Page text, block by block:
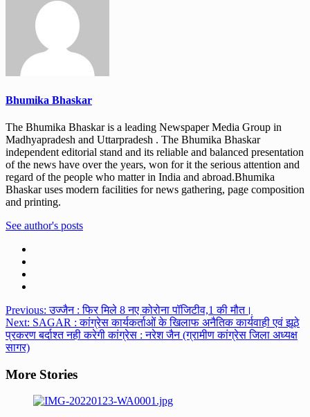
Bhumika Bhaskar
The Bhumika Bhaskar is a leading Newspaper Media Group in
Madhyapradesh and Uttarpradesh . The Bhumika Bhaskar
independent editorial stand and its reliable and balanced presentation
of the news have over the years, won for it the serious attention and
regard of the people who matter in India and abroad.Bhumika
Bhaskar uses modern facilities for news gathering, page composition
and printing.
See author's posts
Post
navigation
Previous:उज्जैन : फिर मिले 8 नए कोरोना पॉजिटीव,1 की मौत।
Next: SAGAR : कांग्रेस कार्यकर्ताओं के खिलाफ अनैतिक कार्यवाही एवं झूठे
प्रकरण बर्दाश्त नही करेगी कांग्रेस : नरेश जैन (ग्रामीण कांग्रेस जिला अध्यक्ष
सागर)
More Stories